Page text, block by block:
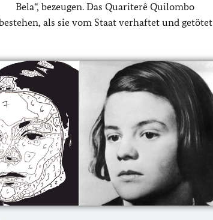
Bela“, bezeugen. Das Quariterê Quilombo
als sie vom Staat verhaftet und getötet